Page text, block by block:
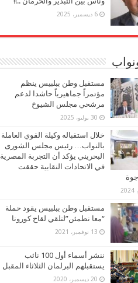
6 ديسمبر، 2025
مستقبل وطن ببلبيس ينظم
مؤتمراً جماهيرياً حاشدا لدعم
مرشحي مجلس الشيوخ
30 يوليو، 2025
خلال استقباله وكيلة القوي العاملة
بالنواب… رئيس مجلس الشورى
البحريني يؤكد أن التجربة المصرية
في الاتحادات النقابية حققت
مستقبل وطن ببلبيس يقود حملة
“معا نطمئن”لتلقي لقاح كورونا
13 نوفمبر، 2021
ننشر أسماء أول 100 نائب
يستقبلهم البرلمان الثلاثاء المقبل
20 ديسمبر، 2020